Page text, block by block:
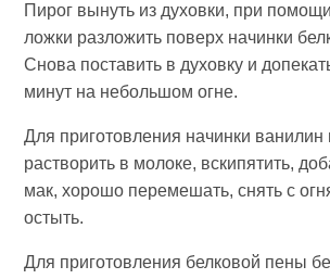
Пирог вынуть из духовки, при
ложки разложить поверх начинки
Снова поставить в духовку и
минут на небольшом огне.
Для приготовления начинки ванилин
растворить в молоке, вскипятить,
мак, хорошо перемешать, снять с
остыть.
Для приготовления белковой пены